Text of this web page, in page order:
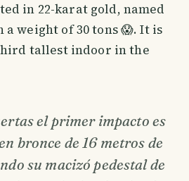
in 22-karat gold, named
weight of 30 tons 😱. It is
tallest indoor in the
el primer impacto es
bronce de 16 metros de
su macizó pedestal de